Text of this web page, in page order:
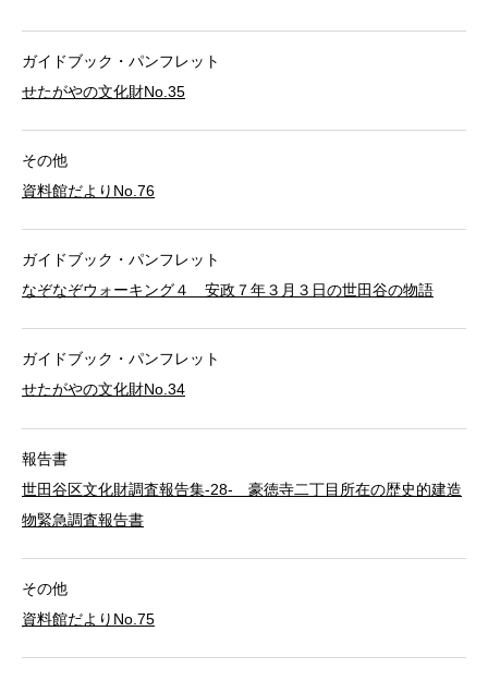
ガイドブック・パンフレット
せたがやの文化財No.35
その他
資料館だよりNo.76
ガイドブック・パンフレット
なぞなぞウォーキング４ 安政７年３月３日の世田谷の物語
ガイドブック・パンフレット
せたがやの文化財No.34
報告書
世田谷区文化財調査報告集-28- 豪徳寺二丁目所在の歴史的建造
物緊急調査報告書
その他
資料館だよりNo.75